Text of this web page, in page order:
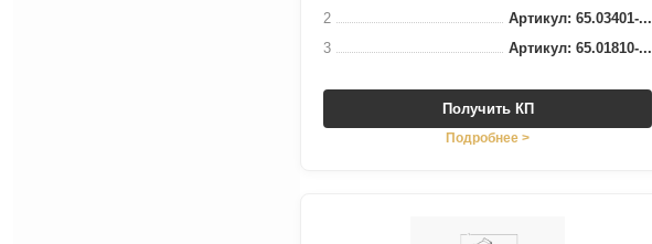
2
Артикул: 65.03401-...
3
Артикул: 65.01810-...
Получить КП
Подробнее >